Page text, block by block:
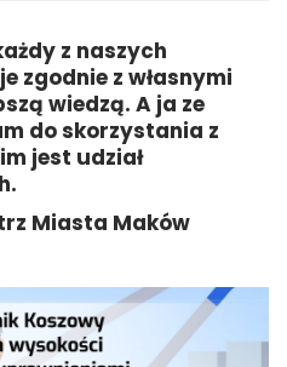
z naszych
zgodnie z własnymi
wiedzą. A ja ze
do skorzystania z
jest udział
Miasta Maków